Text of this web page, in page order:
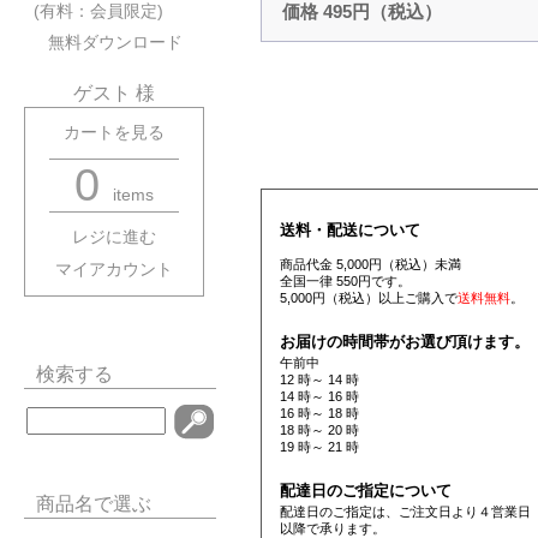
(有料：会員限定)
無料ダウンロード
ゲスト 様
カートを見る
0 items
レジに進む
マイアカウント
検索する
商品名で選ぶ
価格 495円（税込）
送料・配送について
商品代金 5,000円（税込）未満
全国一律 550円です。
5,000円（税込）以上ご購入で送料無料。
お届けの時間帯がお選び頂けます。
午前中
12 時～ 14 時
14 時～ 16 時
16 時～ 18 時
18 時～ 20 時
19 時～ 21 時
配達日のご指定について
配達日のご指定は、ご注文日より４営業日
以降で承ります。